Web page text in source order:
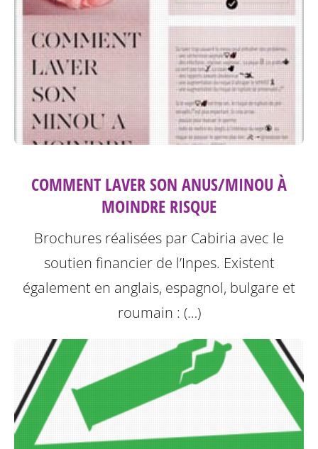
COMMENT LAVER SON ANUS/MINOU À
MOINDRE RISQUE
Brochures réalisées par Cabiria avec le
soutien financier de l’Inpes. Existent
également en anglais, espagnol, bulgare et
roumain : (…)